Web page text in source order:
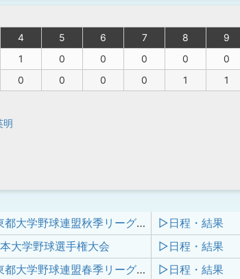
4 5 6 7 8 9
1 0 0 0 0 0
0 0 0 0 1 1
明
令和6年度 東都大学野球連盟秋季リーグ戦 1部
▷日程・結果
大学野球選手権大会
▷日程・結果
令和6年度 東都大学野球連盟春季リーグ戦 1部 ▷日程・結果